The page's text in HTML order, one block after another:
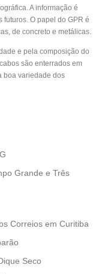
A informação é
O papel do GPR é
de concreto e metálicas.
e pela composição do
são enterrados em
boa variedade dos
Grande e Três
Correios em Curitiba
Seco